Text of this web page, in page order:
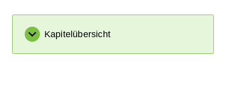
Kapitelübersicht